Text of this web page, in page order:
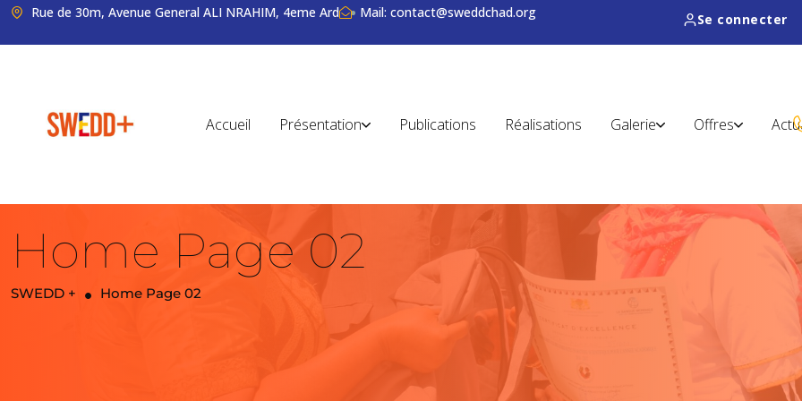
Rue de 30m, Avenue General ALI NRAHIM, 4eme Ard Mail: contact@sweddchad.org Se connecter
Accueil Présentation Publications Réalisations Galerie Offres
Home Page 02
SWEDD + Home Page 02